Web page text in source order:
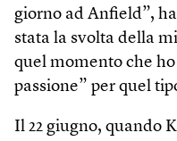
giorno ad Anfield”,
stata la svolta della
quel momento che
passione” per quel
Il 22 giugno, quando